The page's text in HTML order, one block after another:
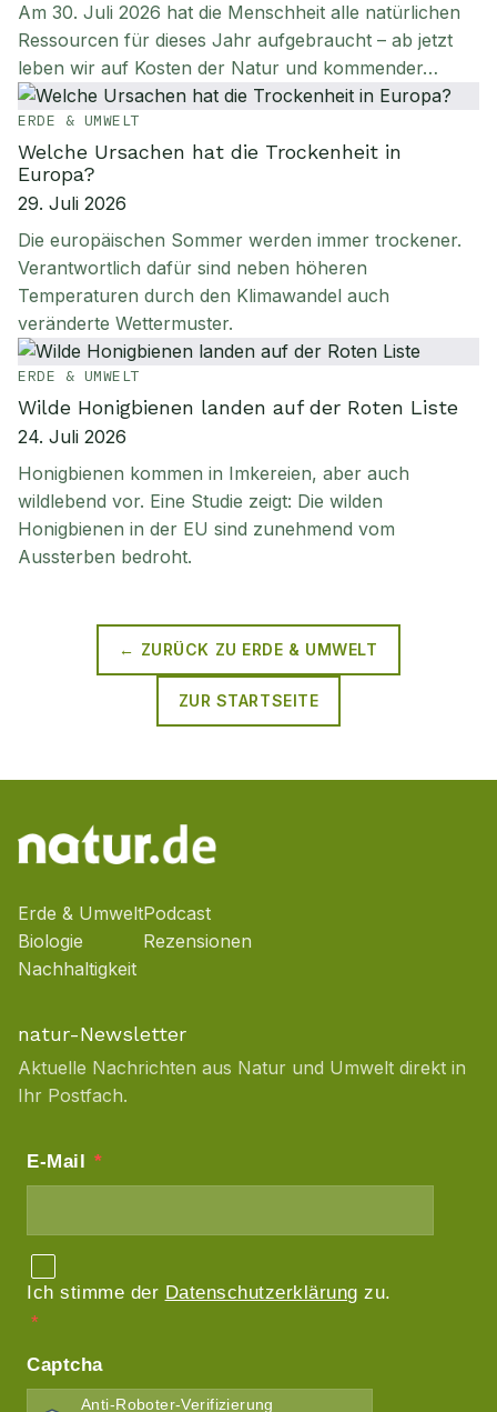
Am 30. Juli 2026 hat die Menschheit alle natürlichen
Ressourcen für dieses Jahr aufgebraucht – ab jetzt
leben wir auf Kosten der Natur und kommender…
ERDE & UMWELT
Welche Ursachen hat die Trockenheit in
Europa?
29. Juli 2026
Die europäischen Sommer werden immer trockener.
Verantwortlich dafür sind neben höheren
Temperaturen durch den Klimawandel auch
veränderte Wettermuster.
ERDE & UMWELT
Wilde Honigbienen landen auf der Roten Liste
24. Juli 2026
Honigbienen kommen in Imkereien, aber auch
wildlebend vor. Eine Studie zeigt: Die wilden
Honigbienen in der EU sind zunehmend vom
Aussterben bedroht.
← ZURÜCK ZU ERDE & UMWELT
ZUR STARTSEITE
Erde & Umwelt
Biologie
Nachhaltigkeit
Podcast
Rezensionen
natur-Newsletter
Aktuelle Nachrichten aus Natur und Umwelt direkt in
Ihr Postfach.